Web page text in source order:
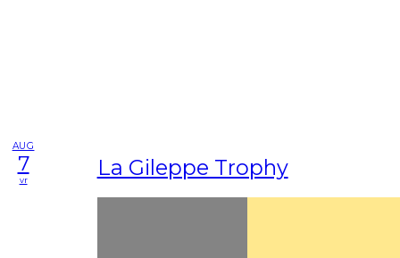
AUG
7
vr La Gileppe Trophy